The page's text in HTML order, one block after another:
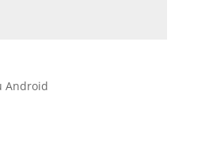
Android